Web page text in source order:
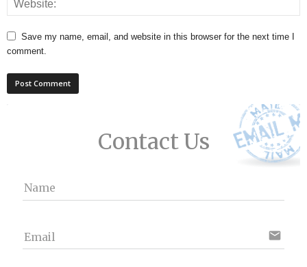
Save my name, email, and website in this browser for the next time I
comment.
Contact Us
Name
Email email